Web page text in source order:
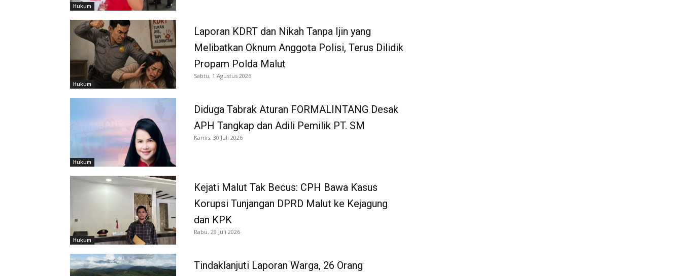
Hukum
Hukum
Laporan KDRT dan Nikah Tanpa Ijin yang
Melibatkan Oknum Anggota Polisi, Terus Dilidik
Propam Polda Malut
Sabtu, 1 Agustus 2026
Hukum
Diduga Tabrak Aturan FORMALINTANG Desak
APH Tangkap dan Adili Pemilik PT. SM
Kamis, 30 Juli 2026
Hukum
Kejati Malut Tak Becus: CPH Bawa Kasus
Korupsi Tunjangan DPRD Malut ke Kejagung
dan KPK
Rabu, 29 Juli 2026
Tindaklanjuti Laporan Warga, 26 Orang